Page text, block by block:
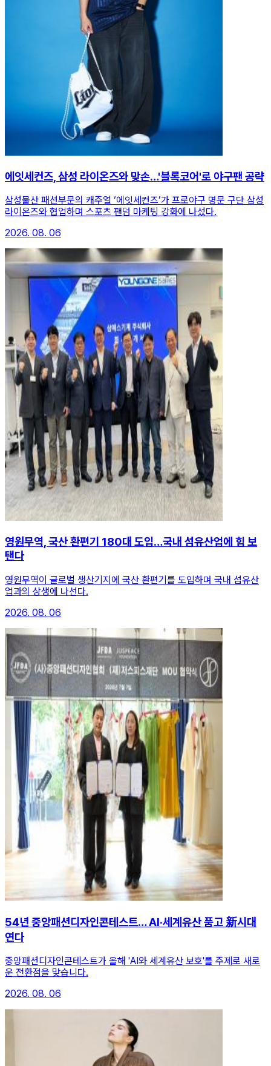
에잇세컨즈, 삼성 라이온즈와 맞손…'블록코어'로 야구팬 공략
삼성물산 패션부문의 캐주얼 ‘에잇세컨즈’가 프로야구 명문 구단 삼성
라이온즈와 협업하며 스포츠 팬덤 마케팅 강화에 나섰다.
2026. 08. 06
영원무역, 국산 환편기 180대 도입…국내 섬유산업에 힘 보
탠다
영원무역이 글로벌 생산기지에 국산 환편기를 도입하며 국내 섬유산
업과의 상생에 나선다.
2026. 08. 06
54년 중앙패션디자인콘테스트… AI·세계유산 품고 新시대
연다
중앙패션디자인콘테스트가 올해 'AI와 세계유산 보호'를 주제로 새로
운 전환점을 맞습니다.
2026. 08. 06